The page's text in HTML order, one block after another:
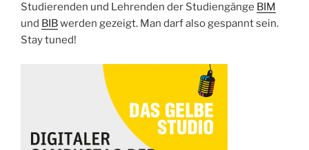
Studierenden und Lehrenden der Studiengänge BIM
und BIBwerden gezeigt. Man darf also gespannt sein.
Stay tuned!